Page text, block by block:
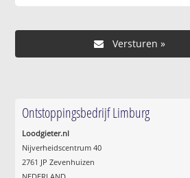
Ontstoppingsbedrijf Limburg
Loodgieter.nl
Nijverheidscentrum 40
2761 JP Zevenhuizen